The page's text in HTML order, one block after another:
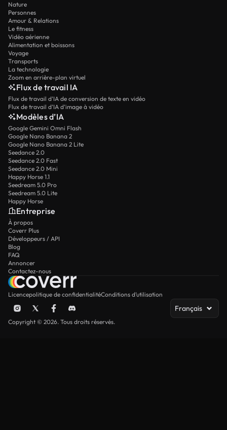
Nature
Personnes
Amour & Relations
Le fitness
Vidéo aérienne
Alimentation et boissons
Voyage
Transports
La technologie
Zoom en arrière-plan virtuel
Flux de travail IA
Flux de travail d’IA de conversion de texte en vidéo
Flux de travail d’IA d’image à vidéo
Modèles d’IA
Google Gemini Omni Flash
Google Nano Banana 2
Google Nano Banana 2 Lite
Seedance 2.0
Seedance 2.0 Fast
Seedance 2.0 Mini
Happy Horse 1.1
Seedream 5.0 Pro
Seedream 5.0 Lite
Happy Horse
Entreprise
À propos
Coverr Plus
Développeurs / API
Blog
FAQ
Annoncer
Contactez-nous
Licencepolitique de confidentialitéConditions d’utilisation
Français
Copyright © 2026. Tous droits réservés.